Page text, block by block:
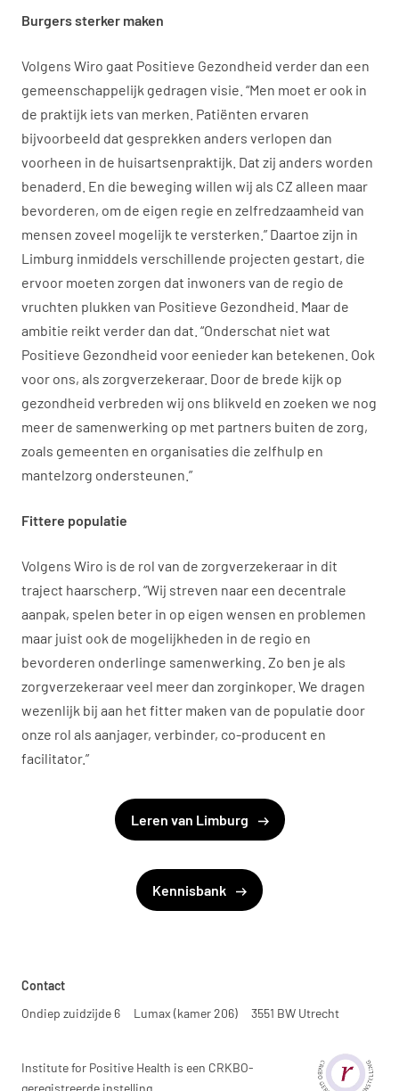
Burgers sterker maken
Volgens Wiro gaat Positieve Gezondheid verder dan een
gemeenschappelijk gedragen visie. “Men moet er ook in
de praktijk iets van merken. Patiënten ervaren
bijvoorbeeld dat gesprekken anders verlopen dan
voorheen in de huisartsenpraktijk. Dat zij anders worden
benaderd. En die beweging willen wij als CZ alleen maar
bevorderen, om de eigen regie en zelfredzaamheid van
mensen zoveel mogelijk te versterken.” Daartoe zijn in
Limburg inmiddels verschillende projecten gestart, die
ervoor moeten zorgen dat inwoners van de regio de
vruchten plukken van Positieve Gezondheid. Maar de
ambitie reikt verder dan dat. “Onderschat niet wat
Positieve Gezondheid voor eenieder kan betekenen. Ook
voor ons, als zorgverzekeraar. Door de brede kijk op
gezondheid verbreden wij ons blikveld en zoeken we nog
meer de samenwerking op met partners buiten de zorg,
zoals gemeenten en organisaties die zelfhulp en
mantelzorg ondersteunen.”
Fittere populatie
Volgens Wiro is de rol van de zorgverzekeraar in dit
traject haarscherp. “Wij streven naar een decentrale
aanpak, spelen beter in op eigen wensen en problemen
maar juist ook de mogelijkheden in de regio en
bevorderen onderlinge samenwerking. Zo ben je als
zorgverzekeraar veel meer dan zorginkoper. We dragen
wezenlijk bij aan het fitter maken van de populatie door
onze rol als aanjager, verbinder, co-producent en
facilitator.”
Leren van Limburg
Kennisbank
Contact
Ondiep zuidzijde 6
Lumax (kamer 206) 3551 BW Utrecht
Institute for Positive Health is een CRKBO-
geregistreerde instelling.